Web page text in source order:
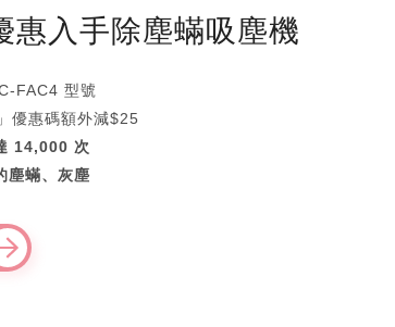
惠入手除塵蟎吸塵機
FAC4 型號
優惠碼額外減$25
14,000 次
塵蟎、灰塵